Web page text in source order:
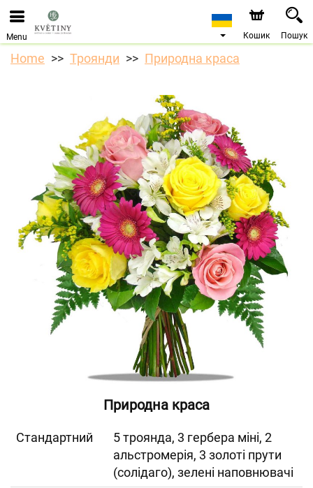
Ми приймаємо замовлення через наш інтернет-
магазин. Найближча можлива дата доставки —
10.08.2026 у зв’язку з відпусткою.
Menu Кошик Пошук
Home Троянди Природна краса
Природна краса
Cтандартний
5 троянда, 3 гербера міні, 2
альстромерія, 3 золоті прути
(солідаго), зелені наповнювачі